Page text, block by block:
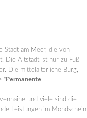
Stadt am Meer, die von
Die Altstadt ist nur zu Fuß
Die mittelalterliche Burg,
"Permanente
und viele sind die
Leistungen im Mondschein